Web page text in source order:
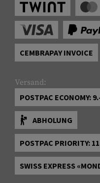
CEMBRAPAY INVOICE
Versand:
POSTPAC ECONOMY:
ABHOLUNG
POSTPAC PRIORITY:
SWISS EXPRESS